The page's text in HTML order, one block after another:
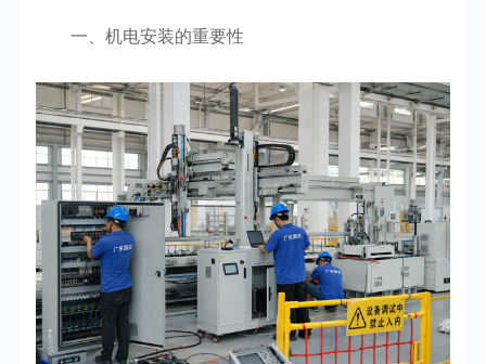
一、机电安装的重要性